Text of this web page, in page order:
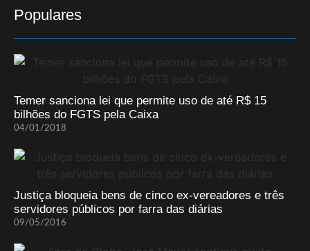
Populares
Temer sanciona lei que permite uso de até R$ 15
bilhões do FGTS pela Caixa
04/01/2018
Justiça bloqueia bens de cinco ex-vereadores e três
servidores públicos por farra das diárias
09/05/2016